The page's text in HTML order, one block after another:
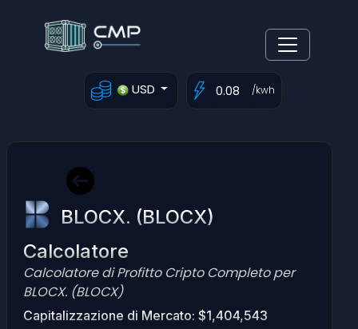
USD /kwh
BLOCX. (BLOCX)
Calcolatore
Calcolatore di Profitto Cripto Completo per
BLOCX. (BLOCX)
Capitalizzazione di Mercato: $1,404,543